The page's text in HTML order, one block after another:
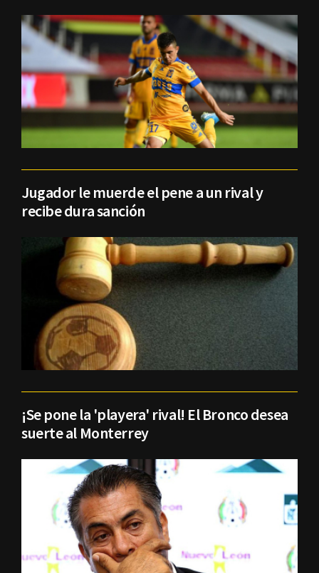
Jugador le muerde el pene a un rival y
recibe dura sanción
¡Se pone la 'playera' rival! El Bronco desea
suerte al Monterrey